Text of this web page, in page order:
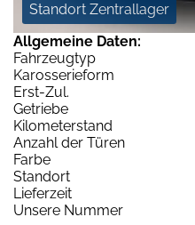
Standort Zentrallager
Allgemeine Daten:
Fahrzeugtyp
Karosserieform
Erst-Zul.
Getriebe
Kilometerstand
Anzahl der Türen
Farbe
Standort
Lieferzeit
Unsere Nummer